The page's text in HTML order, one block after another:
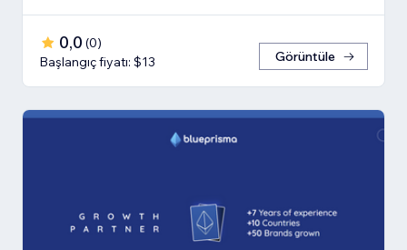
0,0 (0)
Başlangıç fiyatı: $13
Görüntüle